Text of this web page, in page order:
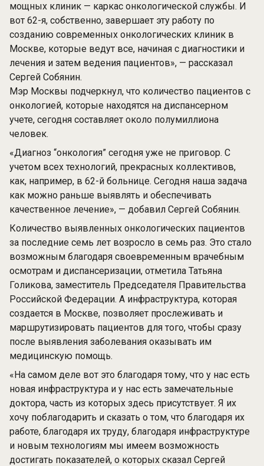
мощных клиник — каркас онкологической службы. И
вот 62-я, собственно, завершает эту работу по
созданию современных онкологических клиник в
Москве, которые ведут все, начиная с диагностики и
лечения и затем ведения пациентов», — рассказал
Сергей Собянин.
Мэр Москвы подчеркнул, что количество пациентов с
онкологией, которые находятся на диспансерном
учете, сегодня составляет около полумиллиона
человек.
«Диагноз “онкология” сегодня уже не приговор. С
учетом всех технологий, прекрасных коллективов,
как, например, в 62-й больнице. Сегодня наша задача
как можно раньше выявлять и обеспечивать
качественное лечение», — добавил Сергей Собянин.
Количество выявленных онкологических пациентов
за последние семь лет возросло в семь раз. Это стало
возможным благодаря своевременным врачебным
осмотрам и диспансеризации, отметила Татьяна
Голикова, заместитель Председателя Правительства
Российской Федерации. А инфраструктура, которая
создается в Москве, позволяет прослеживать и
маршрутизировать пациентов для того, чтобы сразу
после выявления заболевания оказывать им
медицинскую помощь.
«На самом деле вот это благодаря тому, что у нас есть
новая инфраструктура и у нас есть замечательные
доктора, часть из которых здесь присутствует. Я их
хочу поблагодарить и сказать о том, что благодаря их
работе, благодаря их труду, благодаря инфраструктуре
и новым технологиям мы имеем возможность
достигать показателей, о которых сказал Сергей